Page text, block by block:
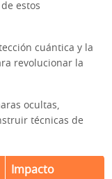
estos
cuántica y la
revolucionar la
ocultas,
técnicas de
Impacto